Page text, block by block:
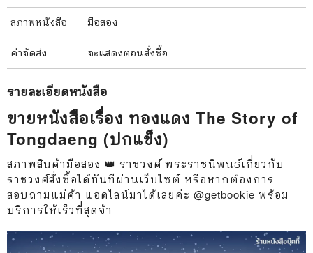
สภาพหนังสือ มือสอง
ค่าจัดส่ง จะแสดงตอนสั่งซื้อ
รายละเอียดหนังสือ
ขายหนังสือเรื่อง ทองแดง The Story of
Tongdaeng (ปกแข็ง)
สภาพสินค้ามือสอง 👑 ราชวงศ์ พระราชนิพนธ์เกี่ยวกับ
ราชวงศ์สั่งซื้อได้ทันทีผ่านเว็บไซต์ หรือหากต้องการ
สอบถามแม่ค้า แอดไลน์มาได้เลยค่ะ @getbookie พร้อม
บริการให้เร็วที่สุดจ้า